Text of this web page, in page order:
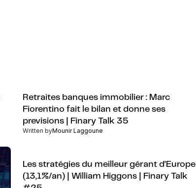
Retraites banques immobilier : Marc
Fiorentino fait le bilan et donne ses
previsions | Finary Talk 35
Written byMounir Laggoune
Les stratégies du meilleur gérant d’Europe
(13,1%/an) | William Higgons | Finary Talk